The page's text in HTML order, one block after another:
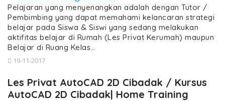
Pelajaran yang menyenangkan adalah dengan Tutor /
Pembimbing yang dapat memahami kelancaran strategi
belajar pada Siswa & Siswi yang sedang melakukan
aktifitas belajar di Rumah (Les Privat Kerumah) maupun
Belajar di Ruang Kelas…
19-11-2017
Les Privat AutoCAD 2D Cibadak / Kursus
AutoCAD 2D Cibadak| Home Training